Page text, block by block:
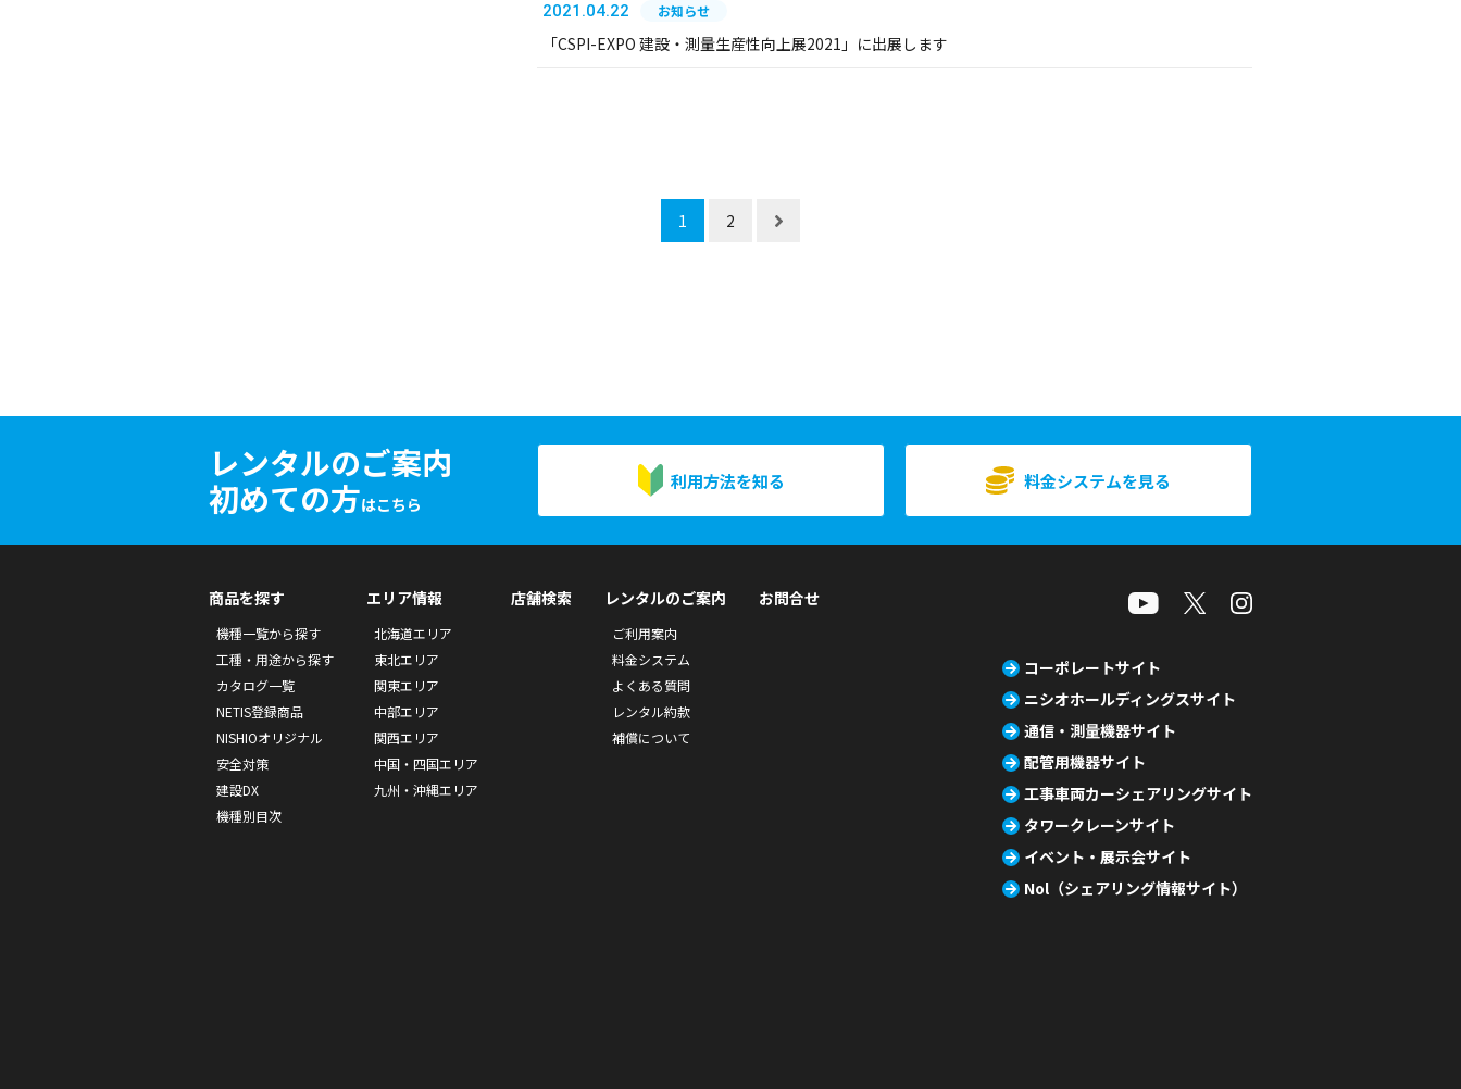
2021.04.22 お知らせ
「CSPI-EXPO 建設・測量生産性向上展2021」に出展します
1 2
レンタルのご案内
初めての方はこちら
利用方法を知る 料金システムを見る
商品を探す
機種一覧から探す
工種・用途から探す
カタログ一覧
NETIS登録商品
NISHIOオリジナル
安全対策
建設DX
機種別目次
エリア情報
北海道エリア
東北エリア
関東エリア
中部エリア
関西エリア
中国・四国エリア
九州・沖縄エリア
店舗検索 レンタルのご案内
ご利用案内
料金システム
よくある質問
レンタル約款
補償について
お問合せ
コーポレートサイト
ニシオホールディングスサイト
通信・測量機器サイト
配管用機器サイト
工事車両カーシェアリングサイト
タワークレーンサイト
イベント・展示会サイト
Nol（シェアリング情報サイト）